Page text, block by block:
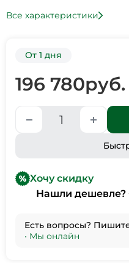
Все характеристики
От 1 дня
196 780руб.
Хочу скидку
Нашли дешевле?
Есть вопросы?
• Мы онлайн